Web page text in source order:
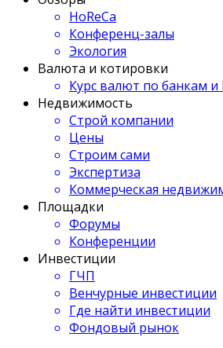
HoReCa
Конференц-залы
Экология
Валюта и котировки
Курс валют по банкам и
Недвижимость
Строй компании
Цены
Строим сами
Экспертиза
Коммерческая
Площадки
Форумы
Конференции
Инвестиции
ГЧП
Венчурные инвестиции
Где найти инвестиции
Фондовый рынок